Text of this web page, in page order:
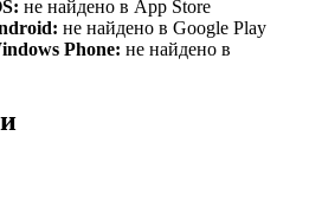
не найдено в App Store
не найдено в Google Play
Phone: не найдено в